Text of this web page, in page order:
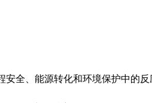
程安全、能源转化和环境保护中的